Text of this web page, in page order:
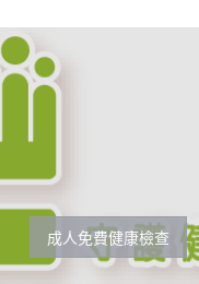
成人免費健康檢查